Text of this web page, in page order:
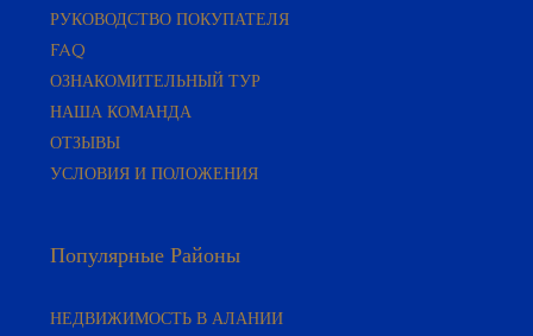
РУКОВОДСТВО ПОКУПАТЕЛЯ​
FAQ
ОЗНАКОМИТЕЛЬНЫЙ ТУР
НАША КОМАНДА
ОТЗЫВЫ
УСЛОВИЯ И ПОЛОЖЕНИЯ
Популярные Районы
НЕДВИЖИМОСТЬ В АЛАНИИ